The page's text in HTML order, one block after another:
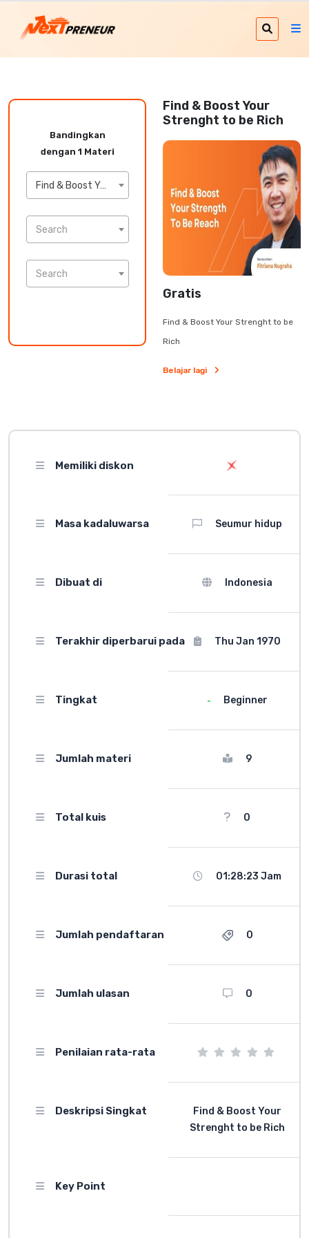
Bandingkan
dengan 1 Materi
Find & Boost Your Strenght to be Rich
Search
Search
Find & Boost Your
Strenght to be Rich
Gratis
Find & Boost Your Strenght to be
Rich
Belajar lagi
Memiliki diskon
Masa kadaluwarsa Seumur hidup
Dibuat di Indonesia
Terakhir diperbarui pada Thu Jan 1970
Tingkat Beginner
Jumlah materi 9
Total kuis 0
Durasi total 01:28:23 Jam
Jumlah pendaftaran 0
Jumlah ulasan 0
Penilaian rata-rata
Deskripsi Singkat
Find & Boost Your
Strenght to be Rich
Key Point